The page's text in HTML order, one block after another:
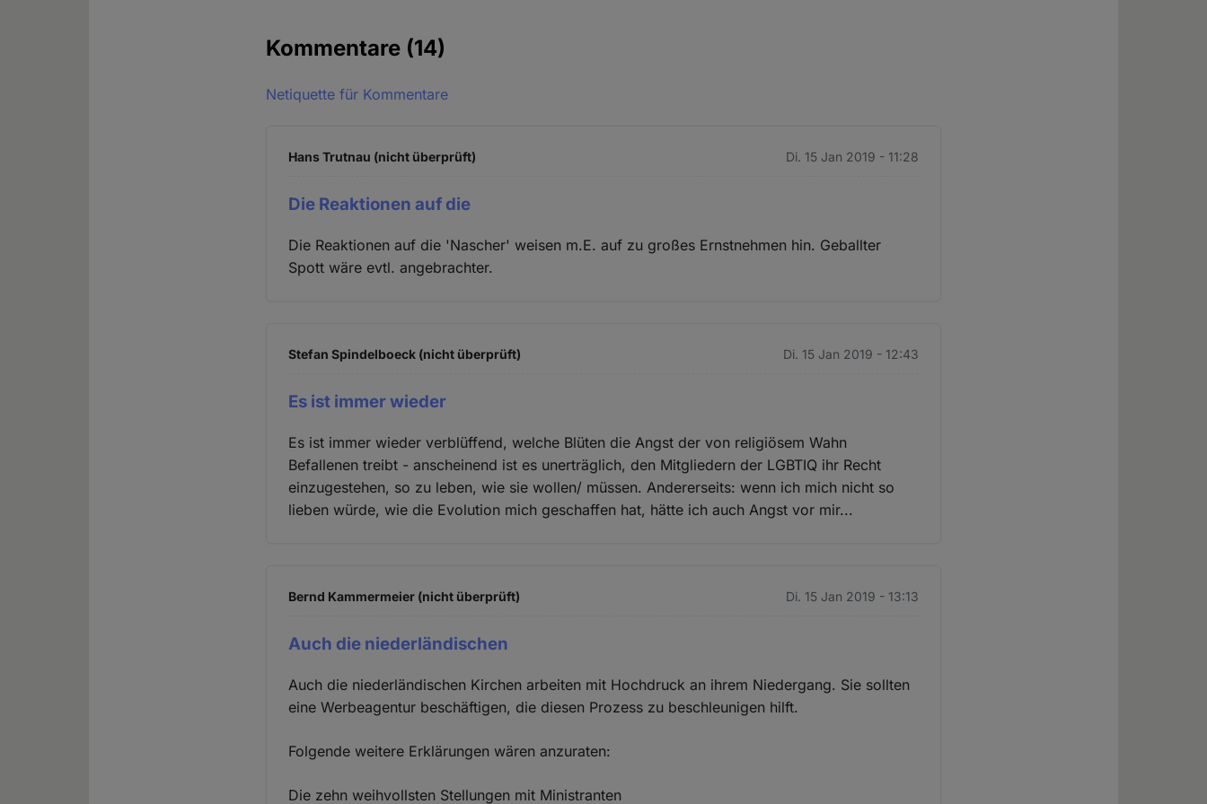
Kommentare (14)
Netiquette für Kommentare
Hans Trutnau (nicht überprüft) Di. 15 Jan 2019 - 11:28
Die Reaktionen auf die
Die Reaktionen auf die 'Nascher' weisen m.E. auf zu großes Ernstnehmen hin. Geballter
Spott wäre evtl. angebrachter.
Stefan Spindelboeck (nicht überprüft) Di. 15 Jan 2019 - 12:43
Es ist immer wieder
Es ist immer wieder verblüffend, welche Blüten die Angst der von religiösem Wahn
Befallenen treibt - anscheinend ist es unerträglich, den Mitgliedern der LGBTIQ ihr Recht
einzugestehen, so zu leben, wie sie wollen/ müssen. Andererseits: wenn ich mich nicht so
lieben würde, wie die Evolution mich geschaffen hat, hätte ich auch Angst vor mir...
Bernd Kammermeier (nicht überprüft) Di. 15 Jan 2019 - 13:13
Auch die niederländischen
Auch die niederländischen Kirchen arbeiten mit Hochdruck an ihrem Niedergang. Sie sollten
eine Werbeagentur beschäftigen, die diesen Prozess zu beschleunigen hilft.
Folgende weitere Erklärungen wären anzuraten:
Die zehn weihvollsten Stellungen mit Ministranten